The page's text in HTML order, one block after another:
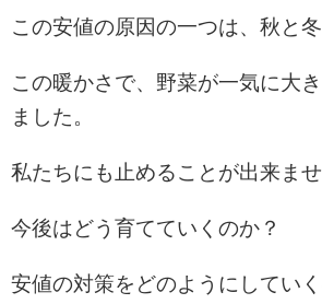
この安値の原因の一つは、秋と冬
この暖かさで、野菜が一気に大
ました。
私たちにも止めることが出来ませ
今後はどう育てていくのか？
安値の対策をどのようにしてい